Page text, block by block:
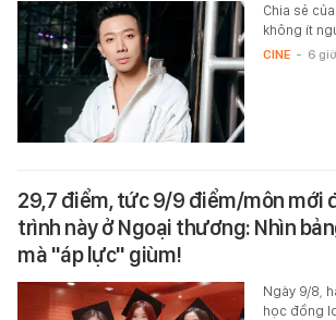
Chia sẻ
không ít
CINE - 6
29,7 điểm, tức 9/9 điểm/môn mới
trình này ở Ngoại thương: Nhìn
mà "áp lực" giùm!
Ngày 9/8,
học đồng